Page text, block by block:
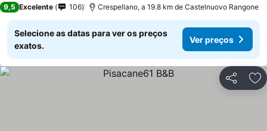
9,5 Excelente 106 Crespellano, a 19.8 km de Castelnuovo Rangone
Selecione as datas para ver os preços
exatos.
Ver preços
Partilhar